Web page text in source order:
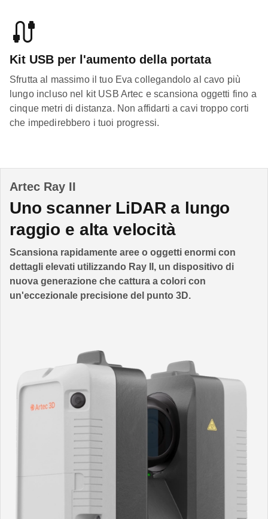
Kit USB per l'aumento della portata
Sfrutta al massimo il tuo Eva collegandolo al cavo più
lungo incluso nel kit USB Artec e scansiona oggetti fino a
cinque metri di distanza. Non affidarti a cavi troppo corti
che impedirebbero i tuoi progressi.
Artec Ray II
Uno scanner LiDAR a lungo
raggio e alta velocità
Scansiona rapidamente aree o oggetti enormi con
dettagli elevati utilizzando Ray II, un dispositivo di
nuova generazione che cattura a colori con
un'eccezionale precisione del punto 3D.